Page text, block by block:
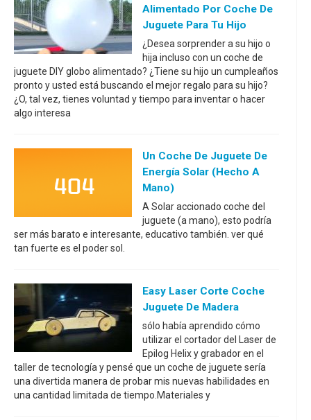
Alimentado Por Coche De
Juguete Para Tu Hijo
¿Desea sorprender a su hijo o
hija incluso con un coche de
juguete DIY globo alimentado? ¿Tiene su hijo un cumpleaños
pronto y usted está buscando el mejor regalo para su hijo?
¿O, tal vez, tienes voluntad y tiempo para inventar o hacer
algo interesa
Un Coche De Juguete De
Energía Solar (hecho A
Mano)
A Solar accionado coche del
juguete (a mano), esto podría
ser más barato e interesante, educativo también. ver qué
tan fuerte es el poder sol.
Easy Laser Corte Coche
Juguete De Madera
sólo había aprendido cómo
utilizar el cortador del Laser de
Epilog Helix y grabador en el
taller de tecnología y pensé que un coche de juguete sería
una divertida manera de probar mis nuevas habilidades en
una cantidad limitada de tiempo.Materiales y